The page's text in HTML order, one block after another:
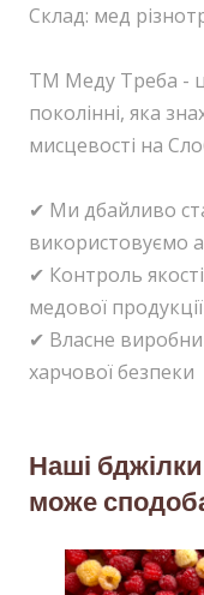
Склад: мед
ТМ Меду Треба -
поколінні, яка
мисцевості на
✔ Ми дбайливо
використовуємо
✔ Контроль
медової продукції
✔ Власне
харчової безпеки
Наші
може